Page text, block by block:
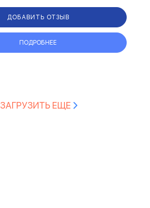
ДОБАВИТЬ ОТЗЫВ
ПОДРОБНЕЕ
ЗАГРУЗИТЬ ЕЩЕ